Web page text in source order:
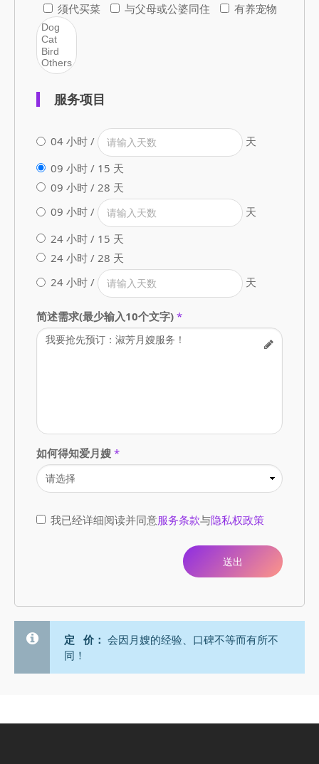
须代买菜
与父母或公婆同住 有养宠物
服务项目
04 小时 /
天
09 小时 / 15 天
09 小时 / 28 天
09 小时 /
天
24 小时 / 15 天
24 小时 / 28 天
24 小时 /
天
简述需求(最少输入10个文字) *
如何得知爱月嫂 *
我已经详细阅读并同意服务条款与隐私权政策
定 价： 会因月嫂的经验、口碑不等而有所不
同！